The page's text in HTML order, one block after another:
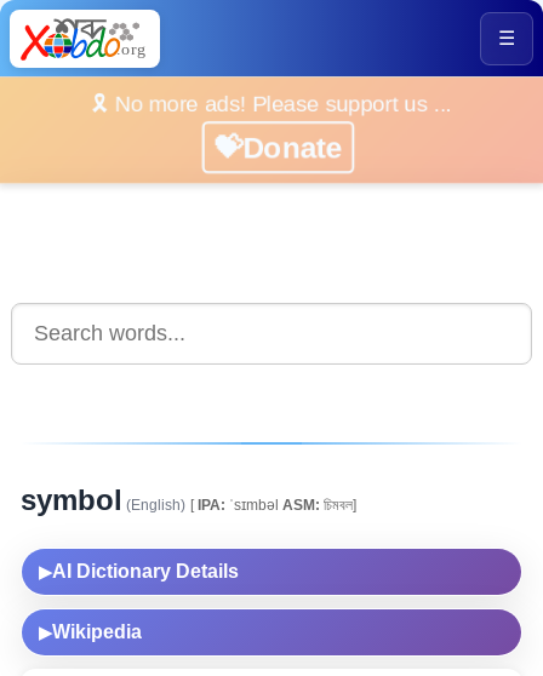
☰
🎗️ No more ads! Please support us ...
💝Donate
symbol (English) [IPA: ˈsɪmbəl ASM: চিমবল]
▶AI Dictionary Details
▶Wikipedia